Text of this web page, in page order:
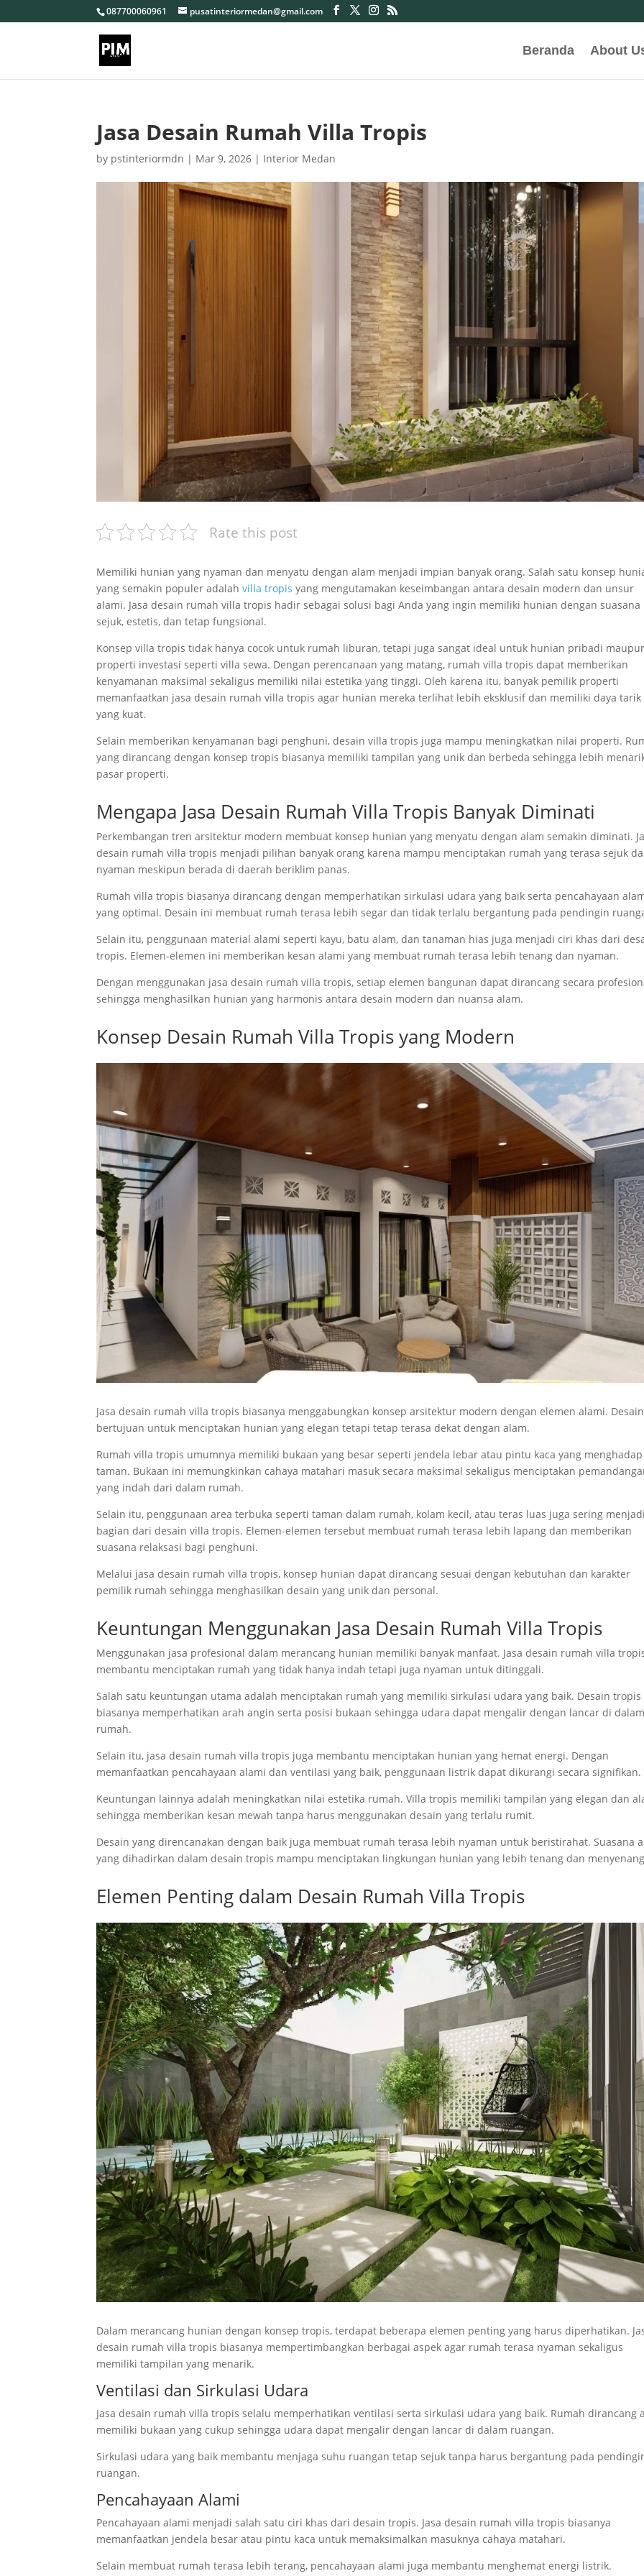
087700060961 pusatinteriormedan@gmail.com
Beranda About
Jasa Desain Rumah Villa Tropis
by pstinteriormdn | Mar 9, 2026 | Interior Medan
Rate this post
Memiliki hunian yang nyaman dan menyatu dengan alam menjadi impian banyak orang. Salah satu konsep
yang semakin populer adalahvilla tropis yang mengutamakan keseimbangan antara desain modern dan unsur
alami. Jasa desain rumah villa tropis hadir sebagai solusi bagi Anda yang ingin memiliki hunian dengan suasana
sejuk, estetis, dan tetap fungsional.
Konsep villa tropis tidak hanya cocok untuk rumah liburan, tetapi juga sangat ideal untuk hunian pribadi
properti investasi seperti villa sewa. Dengan perencanaan yang matang, rumah villa tropis dapat memberikan
kenyamanan maksimal sekaligus memiliki nilai estetika yang tinggi. Oleh karena itu, banyak pemilik properti
memanfaatkan jasa desain rumah villa tropis agar hunian mereka terlihat lebih eksklusif dan memiliki daya tarik
yang kuat.
Selain memberikan kenyamanan bagi penghuni, desain villa tropis juga mampu meningkatkan nilai properti.
yang dirancang dengan konsep tropis biasanya memiliki tampilan yang unik dan berbeda sehingga lebih
pasar properti.
Mengapa Jasa Desain Rumah Villa Tropis Banyak Diminati
Perkembangan tren arsitektur modern membuat konsep hunian yang menyatu dengan alam semakin diminati.
desain rumah villa tropis menjadi pilihan banyak orang karena mampu menciptakan rumah yang terasa sejuk
nyaman meskipun berada di daerah beriklim panas.
Rumah villa tropis biasanya dirancang dengan memperhatikan sirkulasi udara yang baik serta pencahayaan
yang optimal. Desain ini membuat rumah terasa lebih segar dan tidak terlalu bergantung pada pendingin
Selain itu, penggunaan material alami seperti kayu, batu alam, dan tanaman hias juga menjadi ciri khas dari
tropis. Elemen-elemen ini memberikan kesan alami yang membuat rumah terasa lebih tenang dan nyaman.
Dengan menggunakan jasa desain rumah villa tropis, setiap elemen bangunan dapat dirancang secara
sehingga menghasilkan hunian yang harmonis antara desain modern dan nuansa alam.
Konsep Desain Rumah Villa Tropis yang Modern
Jasa desain rumah villa tropis biasanya menggabungkan konsep arsitektur modern dengan elemen alami.
bertujuan untuk menciptakan hunian yang elegan tetapi tetap terasa dekat dengan alam.
Rumah villa tropis umumnya memiliki bukaan yang besar seperti jendela lebar atau pintu kaca yang
taman. Bukaan ini memungkinkan cahaya matahari masuk secara maksimal sekaligus menciptakan
yang indah dari dalam rumah.
Selain itu, penggunaan area terbuka seperti taman dalam rumah, kolam kecil, atau teras luas juga sering
bagian dari desain villa tropis. Elemen-elemen tersebut membuat rumah terasa lebih lapang dan memberikan
suasana relaksasi bagi penghuni.
Melalui jasa desain rumah villa tropis, konsep hunian dapat dirancang sesuai dengan kebutuhan dan karakter
pemilik rumah sehingga menghasilkan desain yang unik dan personal.
Keuntungan Menggunakan Jasa Desain Rumah Villa Tropis
Menggunakan jasa profesional dalam merancang hunian memiliki banyak manfaat. Jasa desain rumah villa
membantu menciptakan rumah yang tidak hanya indah tetapi juga nyaman untuk ditinggali.
Salah satu keuntungan utama adalah menciptakan rumah yang memiliki sirkulasi udara yang baik. Desain tropis
biasanya memperhatikan arah angin serta posisi bukaan sehingga udara dapat mengalir dengan lancar di
rumah.
Selain itu, jasa desain rumah villa tropis juga membantu menciptakan hunian yang hemat energi. Dengan
memanfaatkan pencahayaan alami dan ventilasi yang baik, penggunaan listrik dapat dikurangi secara signifikan.
Keuntungan lainnya adalah meningkatkan nilai estetika rumah. Villa tropis memiliki tampilan yang elegan dan
sehingga memberikan kesan mewah tanpa harus menggunakan desain yang terlalu rumit.
Desain yang direncanakan dengan baik juga membuat rumah terasa lebih nyaman untuk beristirahat. Suasana
yang dihadirkan dalam desain tropis mampu menciptakan lingkungan hunian yang lebih tenang dan
Elemen Penting dalam Desain Rumah Villa Tropis
Dalam merancang hunian dengan konsep tropis, terdapat beberapa elemen penting yang harus diperhatikan.
desain rumah villa tropis biasanya mempertimbangkan berbagai aspek agar rumah terasa nyaman sekaligus
memiliki tampilan yang menarik.
Ventilasi dan Sirkulasi Udara
Jasa desain rumah villa tropis selalu memperhatikan ventilasi serta sirkulasi udara yang baik. Rumah dirancang
memiliki bukaan yang cukup sehingga udara dapat mengalir dengan lancar di dalam ruangan.
Sirkulasi udara yang baik membantu menjaga suhu ruangan tetap sejuk tanpa harus bergantung pada
ruangan.
Pencahayaan Alami
Pencahayaan alami menjadi salah satu ciri khas dari desain tropis. Jasa desain rumah villa tropis biasanya
memanfaatkan jendela besar atau pintu kaca untuk memaksimalkan masuknya cahaya matahari.
Selain membuat rumah terasa lebih terang, pencahayaan alami juga membantu menghemat energi listrik.